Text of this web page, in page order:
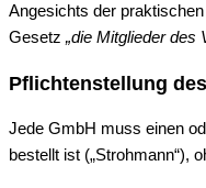
Angesichts der
Gesetz „die Mitglieder des
Pflichtenstellung
Jede GmbH muss einen
bestellt ist („Strohmann“),